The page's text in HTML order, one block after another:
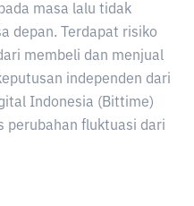
masa lalu tidak
depan. Terdapat risiko
membeli dan menjual
independen dari
Indonesia (Bittime)
perubahan fluktuasi dari